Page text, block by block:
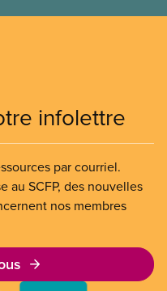
infolettre
par courriel.
au SCFP, des nouvelles
nos membres